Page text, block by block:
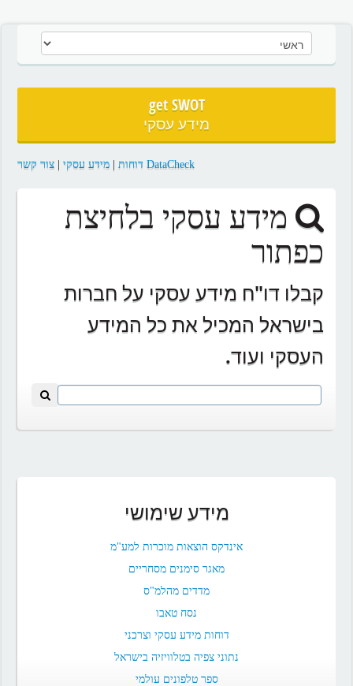
get SWOT
מידע עסקי
DataCheck דוחות | מידע עסקי| צור קשר
מידע עסקי בלחיצת
כפתור
קבלו דו"ח מידע עסקי על חברות
בישראל המכיל את כל המידע
העסקי ועוד.
מידע שימושי
אינדקס הוצאות מוכרות למע"מ
מאגר סימנים מסחריים
מדדים מהלמ"ס
נסח טאבו
דוחות מידע עסקי וצרכני
נתוני צפיה בטלוויזיה בישראל
ספר טלפונים עולמי